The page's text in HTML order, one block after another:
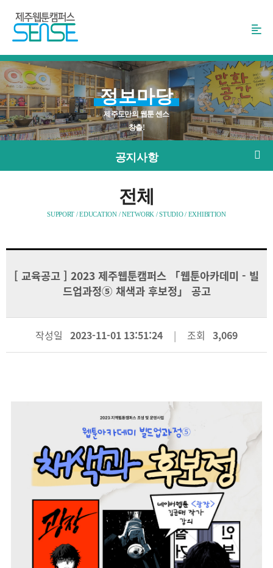
로
가
기
정보마당
제주도만의 웹툰 센스
창출!
공지사항
전체
SUPPORT / EDUCATION / NETWORK / STUDIO / EXHIBITION
[ 교육공고] 2023 제주웹툰캠퍼스 「웹툰아카데미 - 빌
드업과정⑤ 채색과 후보정」 공고
작성일 2023-11-01 13:51:24 조회 3,069